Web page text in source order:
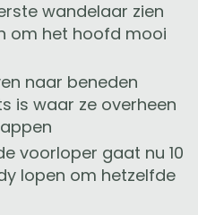
wandelaar zien
om het hoofd mooi
naar beneden
is waar ze overheen
voorloper gaat nu 10
lopen om hetzelfde